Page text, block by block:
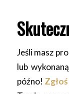
Jeśli masz
lub
późno!